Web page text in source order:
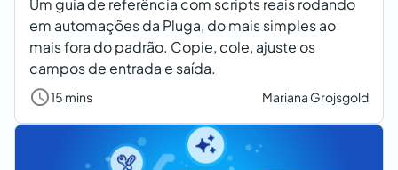
Um guia de referência com scripts reais rodando
em automações da Pluga, do mais simples ao
mais fora do padrão. Copie, cole, ajuste os
campos de entrada e saída.
15 mins Mariana Grojsgold